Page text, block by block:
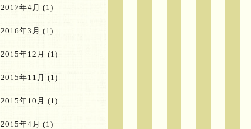
2017年4月 (1)
2016年3月 (1)
2015年12月 (1)
2015年11月 (1)
2015年10月 (1)
2015年4月 (1)